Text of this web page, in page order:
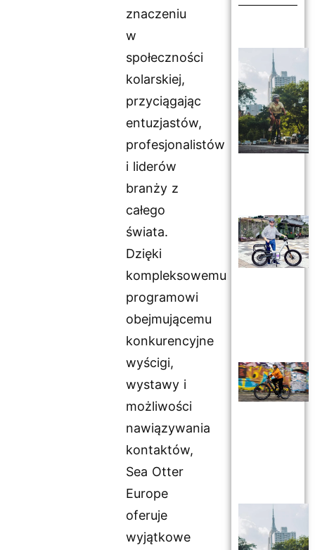
znaczeniu
w
społeczności
kolarskiej,
przyciągając
entuzjastów,
profesjonalistów
i liderów
branży z
całego
świata.
Dzięki
kompleksowemu
programowi
obejmującemu
konkurencyjne
wyścigi,
wystawy i
możliwości
nawiązywania
kontaktów,
Sea Otter
Europe
oferuje
wyjątkowe